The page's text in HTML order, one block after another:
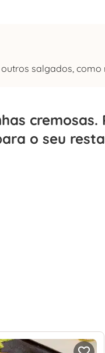
salgados, como
o seu